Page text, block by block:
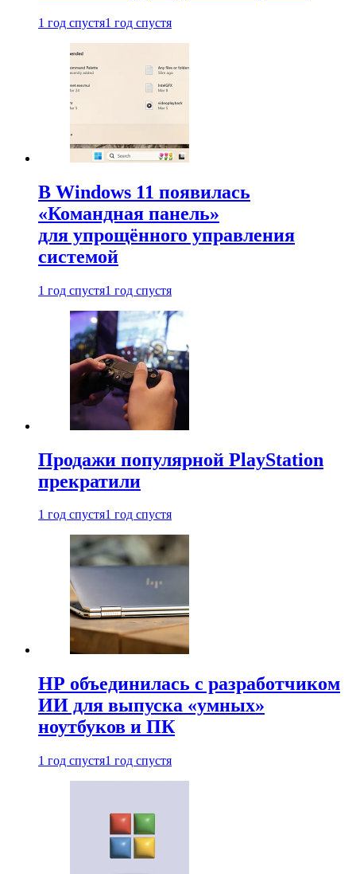
1 год спустя1 год спустя
В Windows 11 появилась
«Командная панель»
для упрощённого управления
системой
1 год спустя1 год спустя
Продажи популярной PlayStation
прекратили
1 год спустя1 год спустя
HP объединилась с разработчиком
ИИ для выпуска «умных»
ноутбуков и ПК
1 год спустя1 год спустя